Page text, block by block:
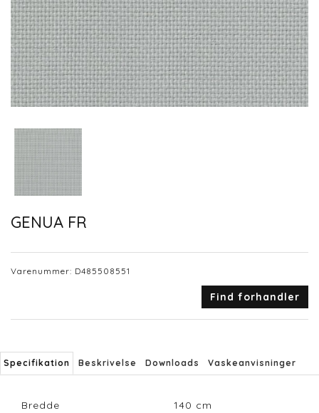
GENUA FR
Varenummer: D485508551
Find forhandler
Specifikation Beskrivelse Downloads Vaskeanvisninger
Bredde 140 cm